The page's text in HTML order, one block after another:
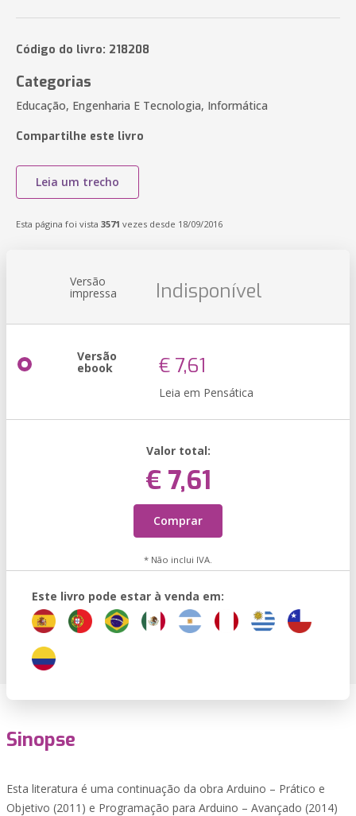
Código do livro: 218208
Categorias
Educação, Engenharia E Tecnologia, Informática
Compartilhe este livro
Leia um trecho
Esta página foi vista 3571 vezes desde 18/09/2016
Versão
impressa Indisponível
Versão
ebook € 7,61
Leia em Pensática
Valor total:
€ 7,61
Comprar
* Não inclui IVA.
Este livro pode estar à venda em:
Sinopse
Esta literatura é uma continuação da obra Arduino – Prático e
Objetivo (2011) e Programação para Arduino – Avançado (2014)